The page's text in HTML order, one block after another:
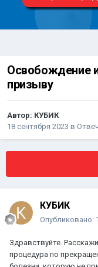
Освобождение
призыву
Автор: КУБИК
18 сентября 2023 в
КУБИК
Опубликовано:
Здравствуйте.
процедура по